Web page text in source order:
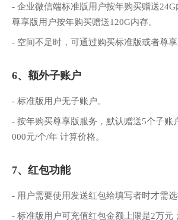
- 企业微信端标准版用户按年购买赠送
尊享版用户按年购买赠送120G内存。
- 空间不足时，可通过购买标准版或者尊
6、额外子账户
- 标准版用户无子账户。
- 按年购买尊享版服务，默认赠送5个子账
000元/个/年 计算价格。
7、红包功能
- 用户需要使用发送红包给填写者时才需选
- 标准版用户可充值红包金额上限是2万元；